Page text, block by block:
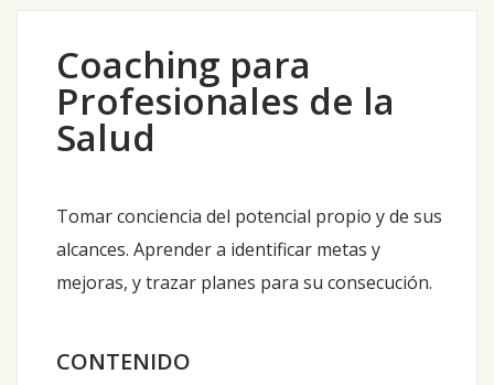
Coaching para
Profesionales de la
Salud
Tomar conciencia del potencial propio y de sus
alcances. Aprender a identificar metas y
mejoras, y trazar planes para su consecución.
CONTENIDO